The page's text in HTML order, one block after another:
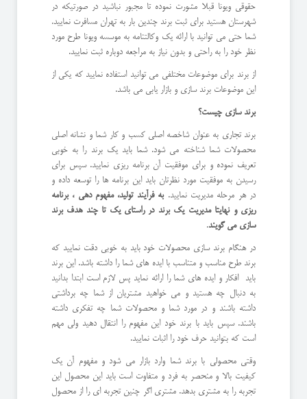
حقوقی ویونا قبلا مشورت نموده تا مجبور نباشید در صورتیکه در
شهرستان هستید برای ثبت برند چندین بار به تهران مسافرت نمایید.
شما حتی می توانید با ارائه یک وکالتنامه به موسسه ویونا طرح مورد
نظر خود را به راحتی و بدون نیاز به مراجعه دوباره ثبت نمایید.
از برند برای موضوعات مختلفی می توانید استفاده نمایید که یکی از
این موضوعات برند سازی و بازار یابی می باشد.
برند سازی چیست؟
برند تجاری به عنوان شاخصه اصلی کسب و کار شما و نشانه اصلی
محصولات شما شناخته می شود. شما باید یک برند را به خوبی
تعریف نموده و برای موفقیت آن برنامه ریزی نمایید. سپس برای
رسیدن به موفقیت مورد نظرتان باید این برنامه ها را توسعه داده و
در هر مرحله مدیریت نمایید.به فرآیند تولید، مفهوم دهی ، برنامه
ریزی و نهایتا مدیریت یک برند در راستای یک تا چند هدف برند
سازی می گویند.
در هنگام برند سازی محصولات خود باید به خوبی دقت نمایید که
برند طرح مناسب و متناسب با ایده های شما را داشته باشد. این برند
باید افکار و ایده های شما را ارائه نماید پس لازم است ابتدا بدانید
به دنبال چه هستید و می خواهید مشتریان از شما چه برداشتی
داشته باشند و در مورد شما و محصولات شما چه تفکری داشته
باشند. سپس باید با برند خود این مفهوم را انتقال دهید ولی مهم
است که بتوانید حرف خود را اثبات نمایید.
وقتی محصولی با برند شما وارد بازار می شود و مفهوم آن یک
کیفیت بالا و منحصر به فرد و متفاوت است باید این محصول این
تجربه را به مشتری بدهد. مشتری اگر چنین تجربه ای را از محصول